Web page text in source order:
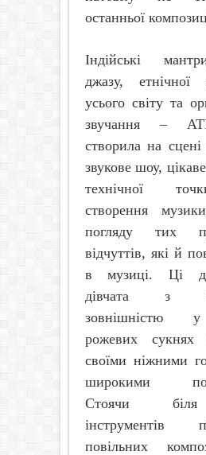
останньої
Індійські
джазу,
усього світу та
звучання –
створила на сцені
звукове шоу,
технічної
створення
погляду тих
відчуттів, які й
в музиці. Ці
дівчата з
зовнішністю
рожевих сукнях
своїми ніжними
широкими
Стоячи
повільних